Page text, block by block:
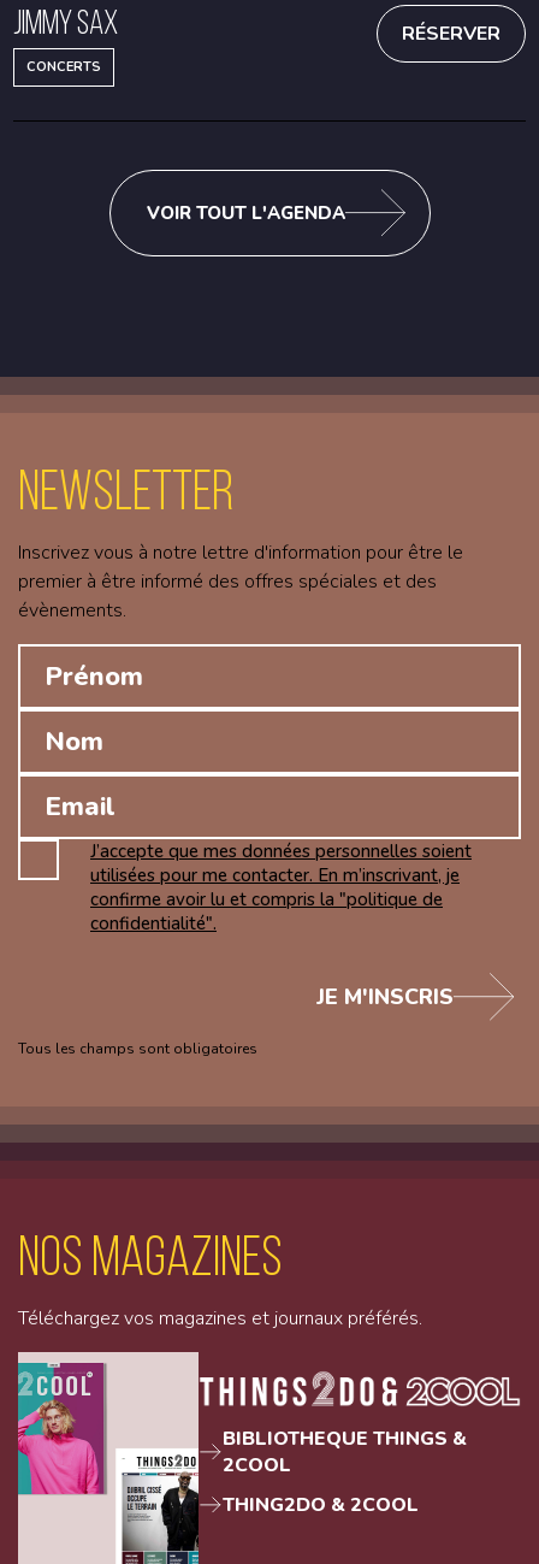
Jimmy Sax
CONCERTS
RÉSERVER
VOIR TOUT L'AGENDA
Newsletter
Inscrivez vous à notre lettre d'information pour être le
premier à être informé des offres spéciales et des
évènements.
J’accepte que mes données personnelles soient
utilisées pour me contacter. En m’inscrivant, je
confirme avoir lu et compris la "politique de
confidentialité".
Tous les champs sont obligatoires
JE M'INSCRIS
Nos magazines
Téléchargez vos magazines et journaux préférés.
BIBLIOTHEQUE THINGS &
2COOL
THING2DO & 2COOL